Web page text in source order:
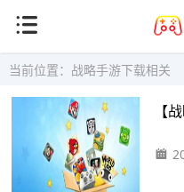
当前位置：战略手游下载相关
【